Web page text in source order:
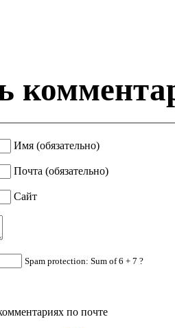
Имя (обязательно)
Почта (обязательно)
Сайт
Spam protection: Sum of 6 + 7 ?
по почте